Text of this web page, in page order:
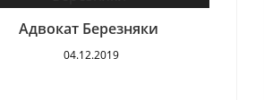
Адвокат Березняки
04.12.2019